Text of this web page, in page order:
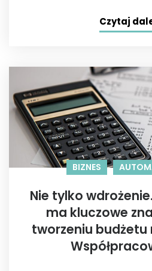
Czytaj
BIZNES
Nie tylko
ma kluczowe
tworzeniu